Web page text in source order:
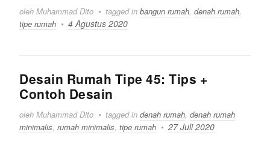
oleh Muhammad Dito tagged in bangun rumah, denah rumah,
tipe rumah
4 Agustus 2020
Desain Rumah Tipe 45: Tips +
Contoh Desain
oleh Muhammad Dito tagged in denah rumah, denah rumah
minimalis, rumah minimalis, tipe rumah 27 Juli 2020